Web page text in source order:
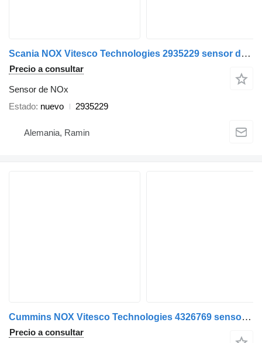
Scania NOX Vitesco Technologies 2935229 sensor de NOx para Scania cabeza tractora
Precio a consultar
Sensor de NOx
Estado nuevo 2935229
Alemania, Ramin
Cummins NOX Vitesco Technologies 4326769 sensor de NOx para Cummins cabeza tractora
Precio a consultar